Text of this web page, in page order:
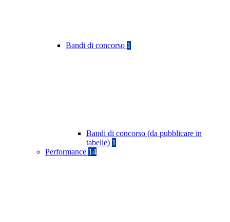
Bandi di concorso 1
Bandi di concorso (da pubblicare in
tabelle) 1
Performance 14